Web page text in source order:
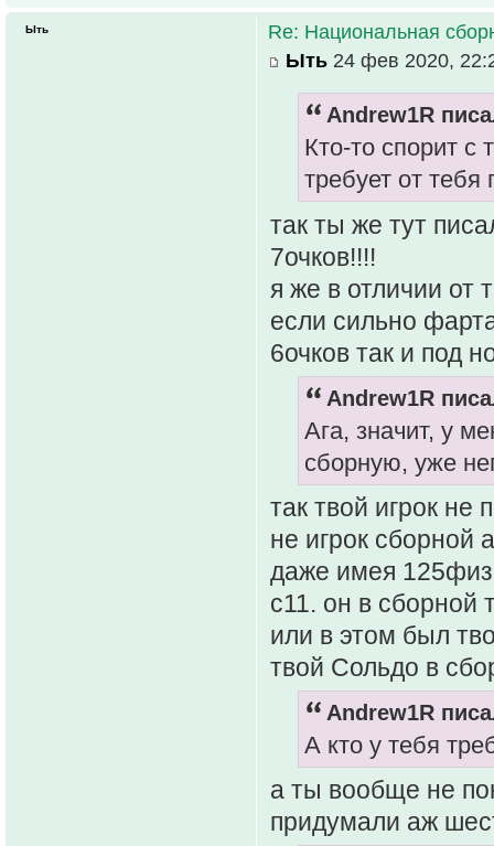
Re: Национальная
Ыть 24 фев 2020,
Andrew1R
Кто-то спорит с
требует от
так ты же тут
7очков!!!!
я же в отличии от
если сильно
6очков так и под
Andrew1R
Ага, значит, у
сборную, уже
так твой игрок не
не игрок сборной
даже имея
с11. он в сборной
или в этом был
твой Сольдо в
Andrew1R
А кто у тебя
а ты вообще не
придумали аж
Ыть